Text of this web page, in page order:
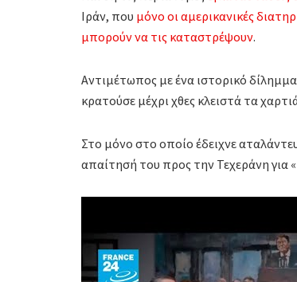
Ιράν, που μόνο οι αμερικανικές
μπορούν να τις καταστρέψουν.
Αντιμέτωπος με ένα ιστορικό
κρατούσε μέχρι χθες κλειστά τα
Στο μόνο στο οποίο έδειχνε
απαίτησή του προς την Τεχεράνη